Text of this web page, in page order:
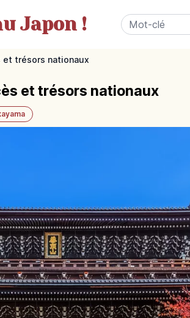
Japon !
et trésors nationaux
et trésors nationaux